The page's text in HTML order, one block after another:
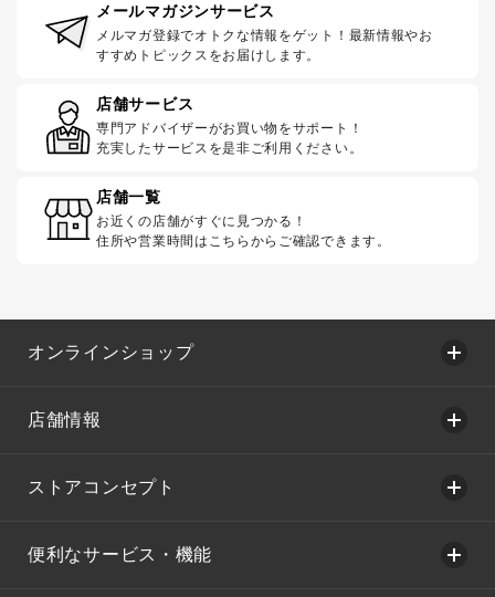
メールマガジンサービス
メルマガ登録でオトクな情報をゲット！最新情報やお
すすめトピックスをお届けします。
店舗サービス
専門アドバイザーがお買い物をサポート！
充実したサービスを是非ご利用ください。
店舗一覧
お近くの店舗がすぐに見つかる！
住所や営業時間はこちらからご確認できます。
オンラインショップ
店舗情報
ストアコンセプト
便利なサービス・機能